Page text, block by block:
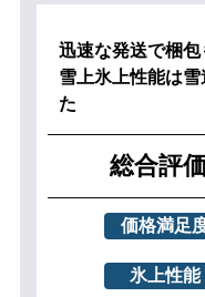
迅速な発送で梱包
雪上氷上性能は
た
総合評
価格満足
氷上性能